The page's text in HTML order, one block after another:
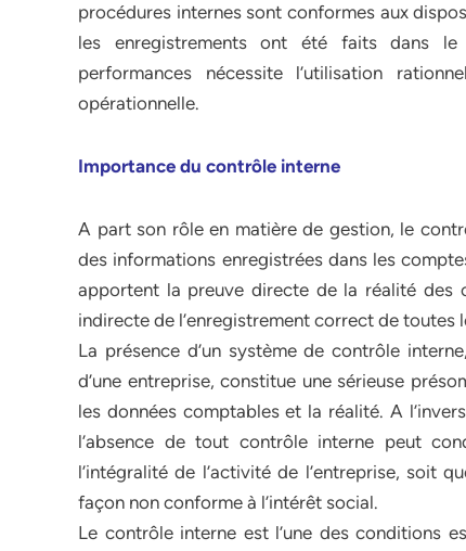
procédures internes sont conformes aux
les enregistrements ont été faits dans le
performances nécessite l’utilisation
opérationnelle.
Importance du contrôle interne
A part son rôle en matière de gestion, le
des informations enregistrées dans les
apportent la preuve directe de la réalité des
indirecte de l’enregistrement correct de toutes
La présence d’un système de contrôle
d’une entreprise, constitue une sérieuse
les données comptables et la réalité. A
l’absence de tout contrôle interne peut
l’intégralité de l’activité de l’entreprise, soit
façon non conforme à l’intérêt social.
Le contrôle interne est l’une des conditions